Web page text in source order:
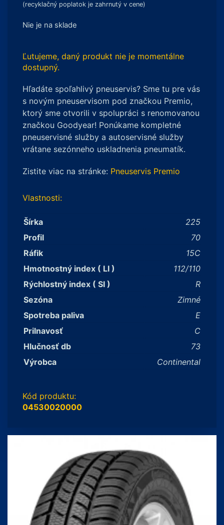
(recyklačný poplatok je zahrnutý v cene)
Nie je na sklade
Ľutujeme, daný produkt nie je momentálne
dostupný.
Hľadáte spoľahlivý pneuservis? Sme tu pre vás
s novým pneuservisom pod značkou Premio,
ktorý sme otvorili v spolupráci s renomovanou
značkou Goodyear! Ponúkame kompletné
pneuservisné služby a autoservisné služby
vrátane sezónneho uskladnenia pneumatík.
Zistite viac na stránke: Pneuservis Premio
Vlastnosti:
Šírka
225
Profil
70
Ráfik
15C
Hmotnostný index ( LI )
112/110
Rýchlostný index ( SI )
R
Sezóna
Zimné
Spotreba paliva
E
Prilnavosť
C
Hlučnosť db
73
Výrobca
Continental
Kód produktu:
04530020000